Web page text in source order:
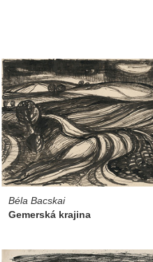
Béla Bacskai
Gemerská krajina